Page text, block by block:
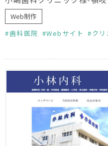
Web制作
歯科医院
Webサイト
ク